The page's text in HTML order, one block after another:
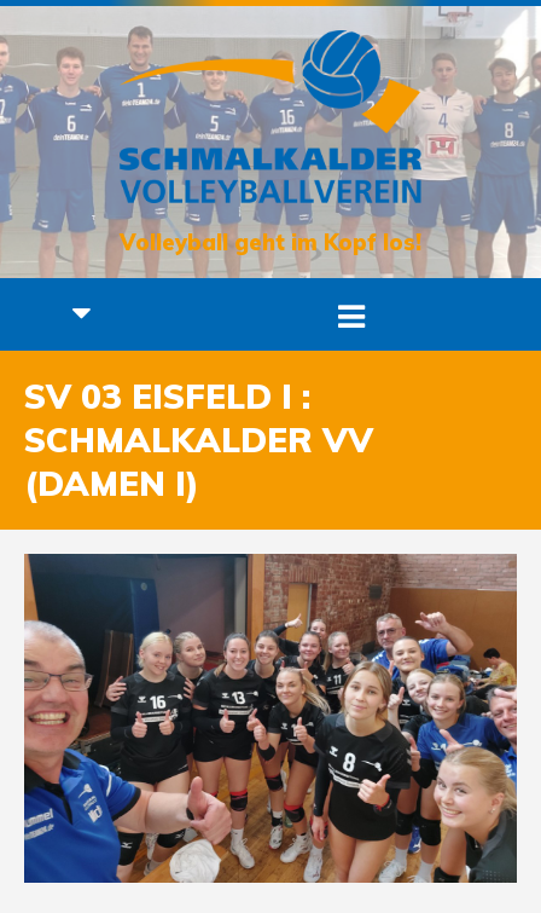
Volleyball geht im Kopf los!
SV 03 EISFELD I :
SCHMALKALDER VV
(DAMEN I)